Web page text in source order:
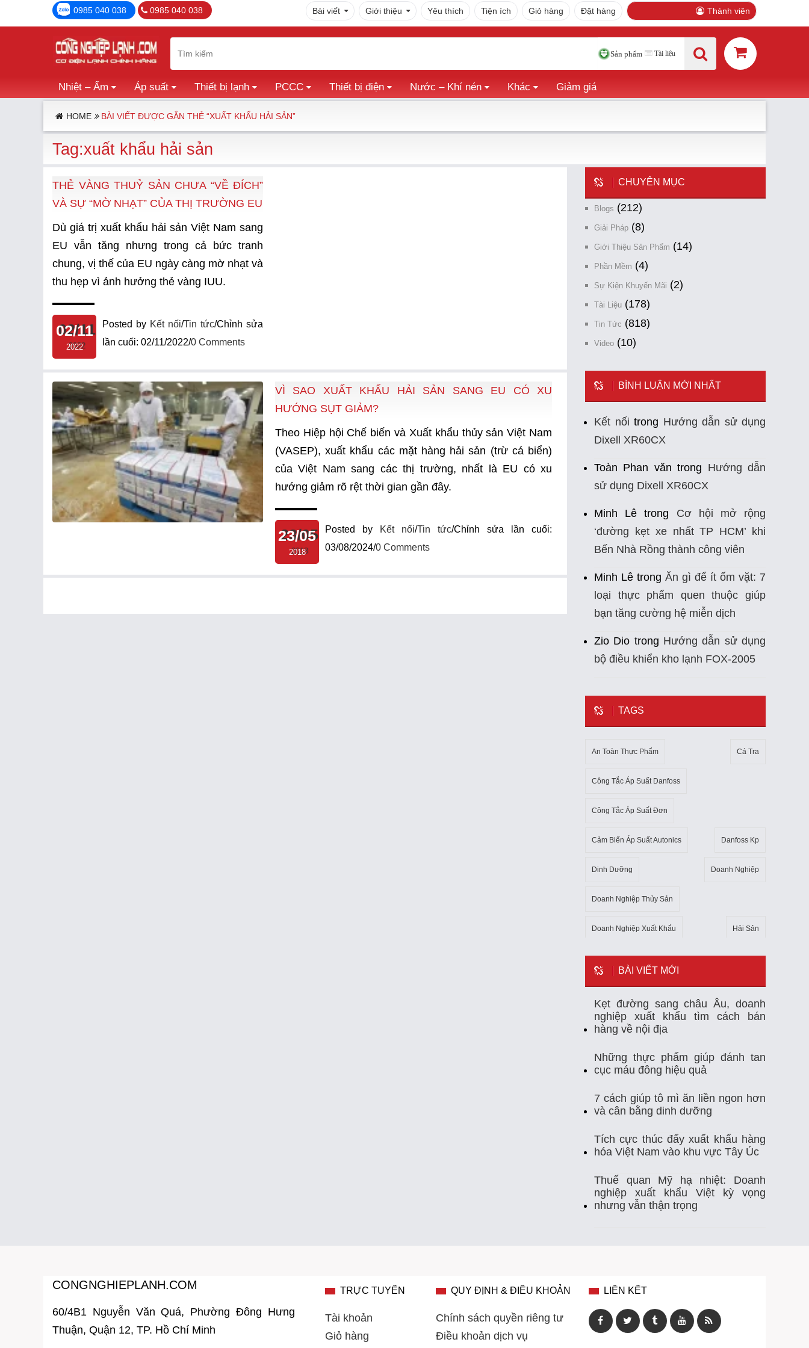
0985 040 038 0985 040 038 Bài viết Giới thiệu Yêu thích Tiện ích Giỏ hàng Đặt hàng Thành viên
Sản phẩm Tài liệu
Nhiệt – Ẩm Áp suất Thiết bị lạnh PCCC Thiết bị điện Nước – Khí nén Khác Giảm giá
HOME BÀI VIẾT ĐƯỢC GẮN THẺ “XUẤT KHẨU HẢI SẢN”
Tag:xuất khẩu hải sản
THẺ VÀNG THUỶ SẢN CHƯA “VỀ ĐÍCH”
VÀ SỰ “MỜ NHẠT” CỦA THỊ TRƯỜNG EU
Dù giá trị xuất khẩu hải sản Việt Nam sang
EU vẫn tăng nhưng trong cả bức tranh
chung, vị thế của EU ngày càng mờ nhạt và
thu hẹp vì ảnh hưởng thẻ vàng IUU.
02/11
2022
Posted by Kết nối/Tin tức/Chỉnh sửa
lần cuối: 02/11/2022/0 Comments
VÌ SAO XUẤT KHẨU HẢI SẢN SANG EU CÓ XU
HƯỚNG SỤT GIẢM?
Theo Hiệp hội Chế biến và Xuất khẩu thủy sản Việt Nam
(VASEP), xuất khẩu các mặt hàng hải sản (trừ cá biển)
của Việt Nam sang các thị trường, nhất là EU có xu
hướng giảm rõ rệt thời gian gần đây.
23/05
2018
Posted by Kết nối/Tin tức/Chỉnh sửa lần cuối:
03/08/2024/0 Comments
CHUYÊN MỤC
Blogs (212)
Giải Pháp (8)
Giới Thiệu Sản Phẩm (14)
Phần Mềm (4)
Sự Kiện Khuyến Mãi (2)
Tài Liệu (178)
Tin Tức (818)
Video (10)
BÌNH LUẬN MỚI NHẤT
Kết nối trong Hướng dẫn sử dụng
Dixell XR60CX
Toàn Phan văn trong Hướng dẫn
sử dụng Dixell XR60CX
Minh Lê trong Cơ hội mở rộng
‘đường kẹt xe nhất TP HCM’ khi
Bến Nhà Rồng thành công viên
Minh Lê trong Ăn gì để ít ốm vặt: 7
loại thực phẩm quen thuộc giúp
bạn tăng cường hệ miễn dịch
Zio Dio trong Hướng dẫn sử dụng
bộ điều khiển kho lạnh FOX-2005
TAGS
An Toàn Thực Phẩm Cá Tra
Công Tắc Áp Suất Danfoss
Công Tắc Áp Suất Đơn
Cảm Biến Áp Suất Autonics Danfoss Kp
Dinh Dưỡng Doanh Nghiệp
Doanh Nghiệp Thủy Sản
Doanh Nghiệp Xuất Khẩu Hải Sản
Kho Lạnh Kim Ngạch Xuất Khẩu Mẹo
Mỹ Ngành Thủy Sản Nhiệt Kế Tự Ghi
Nhập Khẩu Nuôi Trồng Thủy Sản
Tempmate-M1 Theo Dõi Nhiệt Độ
Thị Trường Xuất Khẩu Thủy Sản
Thủy Sản Việt Nam Thủy Sản Xuất Khẩu
Tự Ghi Nhiệt Độ Vasep Việt Nam
Xuất Khẩu Thuỷ Sản Việt Nam
BÀI VIẾT MỚI
Kẹt đường sang châu Âu, doanh
nghiệp xuất khẩu tìm cách bán
hàng về nội địa
Những thực phẩm giúp đánh tan
cục máu đông hiệu quả
7 cách giúp tô mì ăn liền ngon hơn
và cân bằng dinh dưỡng
Tích cực thúc đẩy xuất khẩu hàng
hóa Việt Nam vào khu vực Tây Úc
Thuế quan Mỹ hạ nhiệt: Doanh
nghiệp xuất khẩu Việt kỳ vọng
nhưng vẫn thận trọng
CONGNGHIEPLANH.COM
60/4B1 Nguyễn Văn Quá, Phường Đông Hưng
Thuận, Quận 12, TP. Hồ Chí Minh
TRỰC TUYẾN
Tài khoản
Giỏ hàng
QUY ĐỊNH & ĐIỀU KHOẢN
Chính sách quyền riêng tư
Điều khoản dịch vụ
LIÊN KẾT